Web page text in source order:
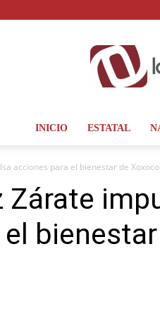
INICIO ESTATAL
acciones para el bienestar de
Zárate